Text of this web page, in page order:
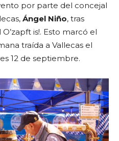
por parte del concejal
Ángel Niño, tras
is!. Esto marcó el
traída a Vallecas el
12 de septiembre.